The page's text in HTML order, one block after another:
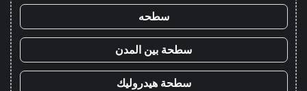
سطحه
سطحة بين المدن
سطحة هيدروليك